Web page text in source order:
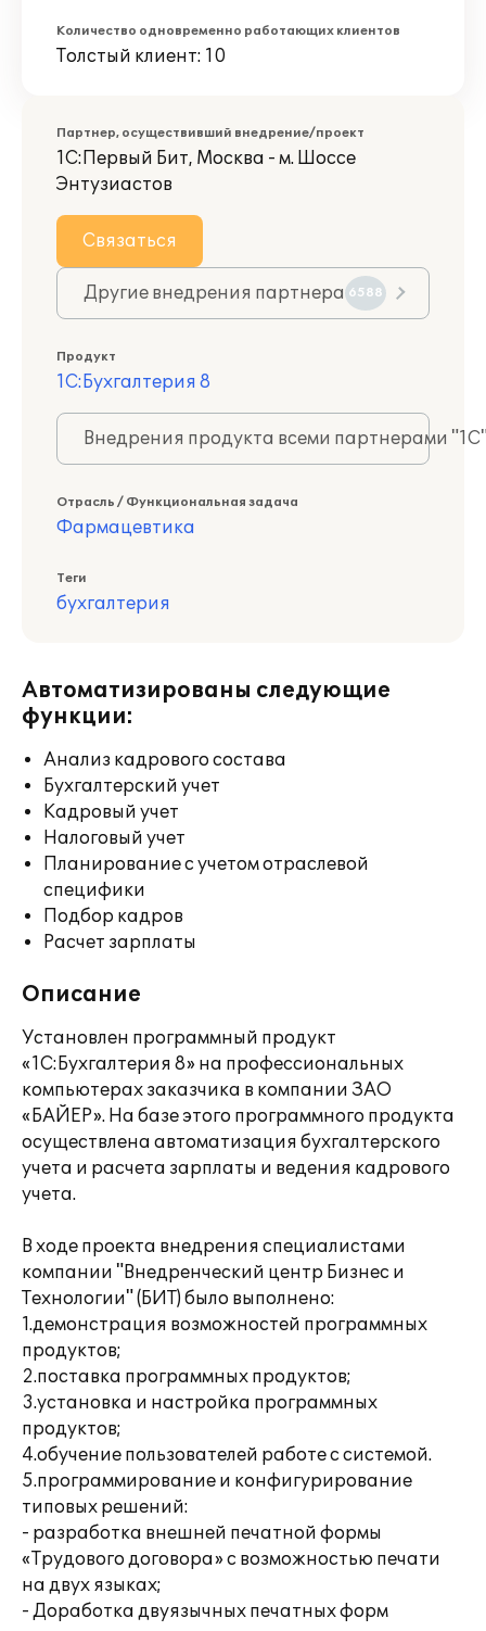
Количество одновременно работающих клиентов
Толстый клиент: 10
Партнер, осуществивший внедрение/проект
1С:Первый Бит, Москва - м. Шоссе
Энтузиастов
Связаться
Другие внедрения партнера 6588
Продукт
1С:Бухгалтерия 8
Внедрения продукта всеми партнерами
Отрасль / Функциональная задача
Фармацевтика
Теги
бухгалтерия
Автоматизированы следующие
функции:
Анализ кадрового состава
Бухгалтерский учет
Кадровый учет
Налоговый учет
Планирование с учетом отраслевой
специфики
Подбор кадров
Расчет зарплаты
Описание
Установлен программный продукт
«1С:Бухгалтерия 8» на профессиональных
компьютерах заказчика в компании ЗАО
«БАЙЕР». На базе этого программного продукта
осуществлена автоматизация бухгалтерского
учета и расчета зарплаты и ведения кадрового
учета.
В ходе проекта внедрения специалистами
компании "Внедренческий центр Бизнес и
Технологии" (БИТ) было выполнено:
1.демонстрация возможностей программных
продуктов;
2.поставка программных продуктов;
3.установка и настройка программных
продуктов;
4.обучение пользователей работе с системой.
5.программирование и конфигурирование
типовых решений:
- разработка внешней печатной формы
«Трудового договора» с возможностью печати
на двух языках;
- Доработка двуязычных печатных форм